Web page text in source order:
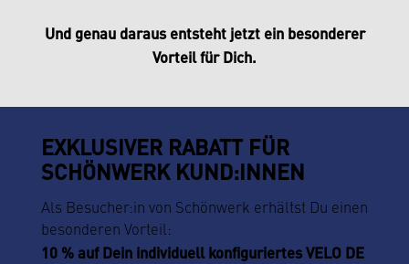
Und genau daraus entsteht jetzt ein besonderer
Vorteil für Dich.
EXKLUSIVER RABATT FÜR
SCHÖNWERK KUND:INNEN
Als Besucher:in von Schönwerk erhältst Du einen
besonderen Vorteil:
10 % auf Dein individuell konfiguriertes VELO DE